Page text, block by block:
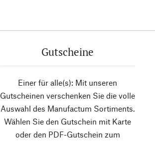
Gutscheine
Einer für alle(s): Mit unseren
Gutscheinen verschenken Sie die volle
Auswahl des Manufactum Sortiments.
Wählen Sie den Gutschein mit Karte
oder den PDF-Gutschein zum